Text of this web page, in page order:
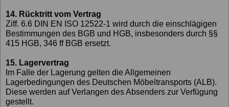
14. Rücktritt vom Vertrag
Ziff. 6.6 DIN EN ISO 12522-1 wird durch die einschlägigen
Bestimmungen des BGB und HGB, insbesonders durch §§
415 HGB, 346 ff BGB ersetzt.
15. Lagervertrag
Im Falle der Lagerung gelten die Allgemeinen
Lagerbedingungen des Deutschen Möbeltransports (ALB).
Diese werden auf Verlangen des Absenders zur Verfügung
gestellt.